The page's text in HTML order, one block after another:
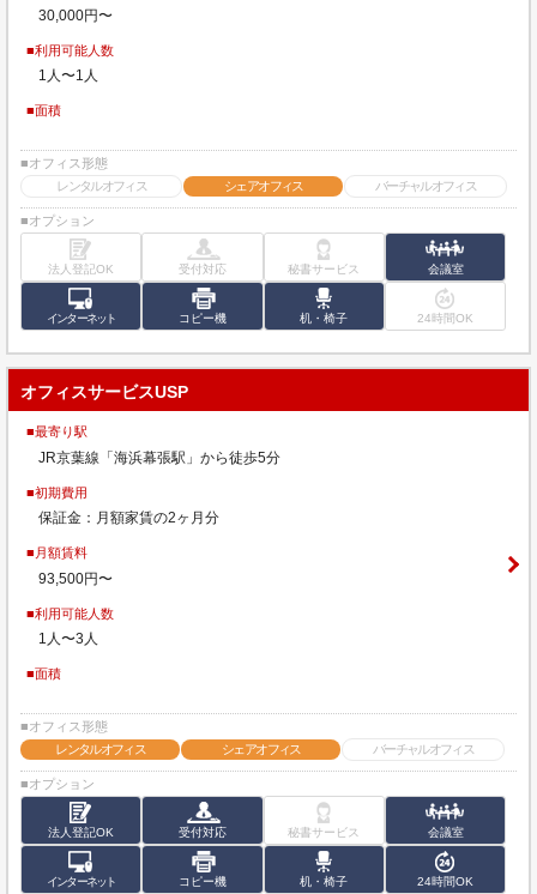
30,000円〜
■利用可能人数
1人〜1人
■面積
■オフィス形態
レンタルオフィス
シェアオフィス バーチャルオフィス
■オプション
法人登記OK 受付対応 秘書サービス 会議室
インターネット コピー機 机・椅子 24時間OK
オフィスサービスUSP
■最寄り駅
JR京葉線「海浜幕張駅」から徒歩5分
■初期費用
保証金：月額家賃の2ヶ月分
■月額賃料
93,500円〜
■利用可能人数
1人〜3人
■面積
■オフィス形態
レンタルオフィス
シェアオフィス バーチャルオフィス
■オプション
法人登記OK 受付対応 秘書サービス 会議室
インターネット コピー機 机・椅子 24時間OK